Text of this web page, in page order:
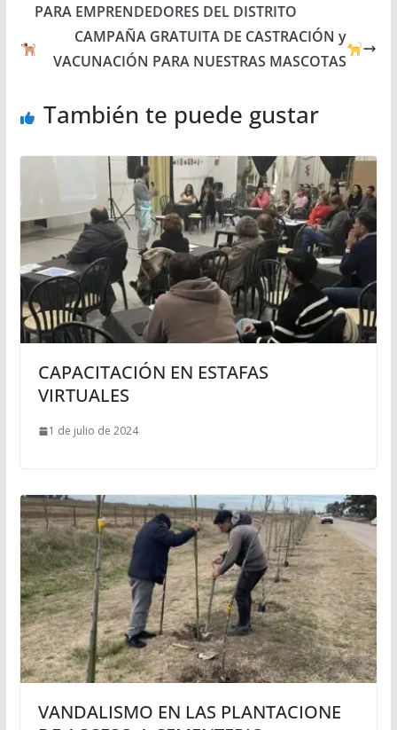
PARA EMPRENDEDORES DEL DISTRITO
CAMPAÑA GRATUITA DE CASTRACIÓN y
VACUNACIÓN PARA NUESTRAS MASCOTAS
También te puede gustar
CAPACITACIÓN EN ESTAFAS
VIRTUALES
1 de julio de 2024
VANDALISMO EN LAS PLANTACIONE